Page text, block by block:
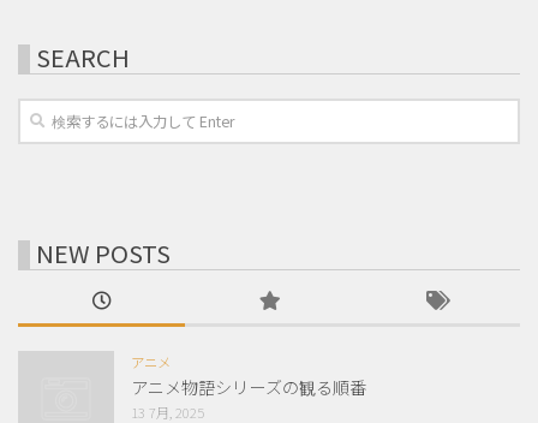
SEARCH
NEW POSTS
アニメ
アニメ物語シリーズの観る順番
13 7月, 2025